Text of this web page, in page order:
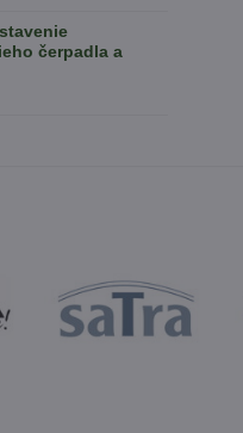
čerpadla a